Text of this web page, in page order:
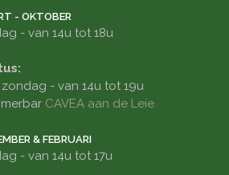
- OKTOBER
- van 14u tot 18u
- van 14u tot 19u
CAVEA aan de Leie
& FEBRUARI
- van 14u tot 17u